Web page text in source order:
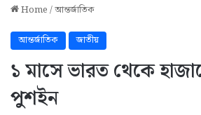
Home/আন্তর্জাতিক
আন্তর্জাতিক জাতীয়
১ মাসে ভারত থেকে
পুশইন